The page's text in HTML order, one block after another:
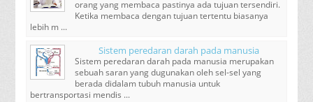
orang yang membaca pastinya ada tujuan tersendiri.
Ketika membaca dengan tujuan tertentu biasanya
lebih m ...
Sistem peredaran darah pada manusia
Sistem peredaran darah pada manusia merupakan
sebuah saran yang dugunakan oleh sel-sel yang
berada didalam tubuh manusia untuk
bertransportasi mendis ...